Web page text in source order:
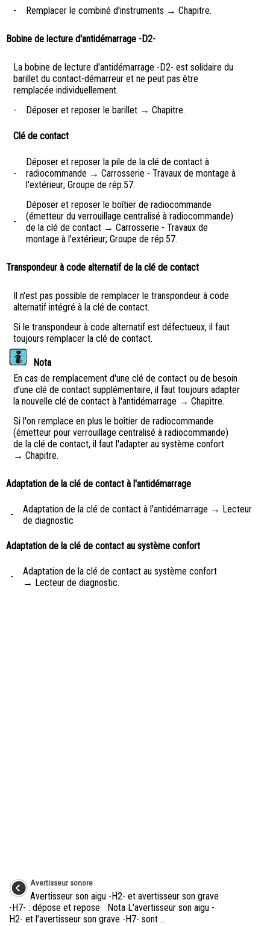
-
Remplacer le combiné d'instruments → Chapitre.
Bobine de lecture d'antidémarrage -D2-
La bobine de lecture d'antidémarrage -D2- est solidaire du
barillet du contact-démarreur et ne peut pas être
remplacée individuellement.
-
Déposer et reposer le barillet → Chapitre.
Clé de contact
-
Déposer et reposer la pile de la clé de contact à
radiocommande → Carrosserie - Travaux de montage à
l'extérieur; Groupe de rép.57.
-
Déposer et reposer le boîtier de radiocommande
(émetteur du verrouillage centralisé à radiocommande)
de la clé de contact → Carrosserie - Travaux de
montage à l'extérieur; Groupe de rép.57.
Transpondeur à code alternatif de la clé de contact
Il n'est pas possible de remplacer le transpondeur à code
alternatif intégré à la clé de contact.
Si le transpondeur à code alternatif est défectueux, il faut
toujours remplacer la clé de contact.
Nota
En cas de remplacement d'une clé de contact ou de besoin
d'une clé de contact supplémentaire, il faut toujours adapter
la nouvelle clé de contact à l'antidémarrage → Chapitre.
Si l'on remplace en plus le boîtier de radiocommande
(émetteur pour verrouillage centralisé à radiocommande)
de la clé de contact, il faut l'adapter au système confort
→ Chapitre.
Adaptation de la clé de contact à l'antidémarrage
-
Adaptation de la clé de contact à l'antidémarrage → Lecteur
de diagnostic
Adaptation de la clé de contact au système confort
-
Adaptation de la clé de contact au système confort
→ Lecteur de diagnostic.
Avertisseur sonore
Avertisseur son aigu -H2- et avertisseur son grave
-H7- : dépose et repose Nota L'avertisseur son aigu -
H2- et l'avertisseur son grave -H7- sont ...